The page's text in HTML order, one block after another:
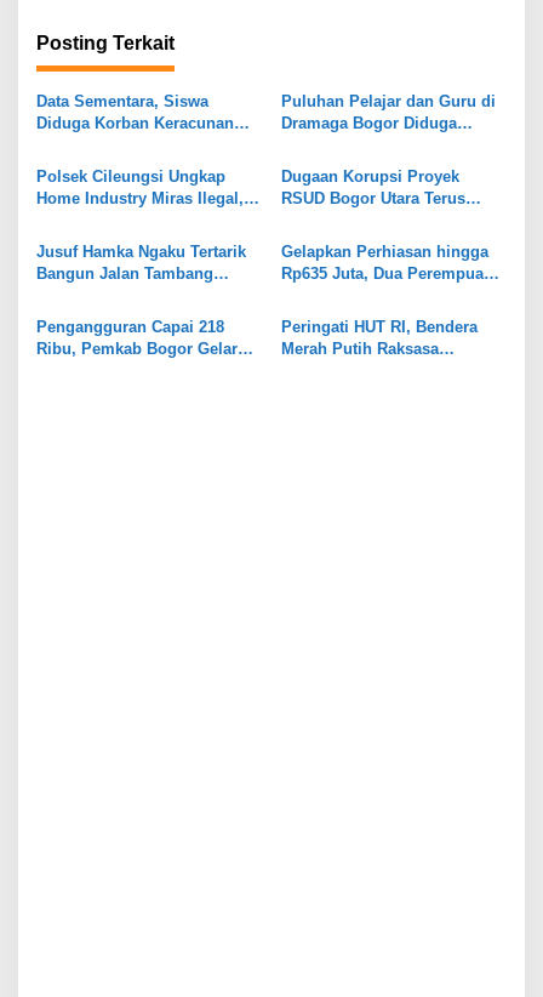
s
i
p
s
Posting Terkait
Data Sementara, Siswa
Diduga Korban Keracunan
25 Orang
Puluhan Pelajar dan Guru di
Dramaga Bogor Diduga
MBG
Polsek Cileungsi Ungkap
Home Industry Miras Ilegal,
Dugaan Korupsi Proyek
RSUD Bogor Utara Terus
Kejari
Jusuf Hamka Ngaku Tertarik
Bangun Jalan Tambang
Gelapkan Perhiasan hingga
Rp635 Juta, Dua Perempuan
Ditangkap
Pengangguran Capai 218
Ribu, Pemkab Bogor Gelar
Peringati HUT RI, Bendera
Merah Putih Raksasa